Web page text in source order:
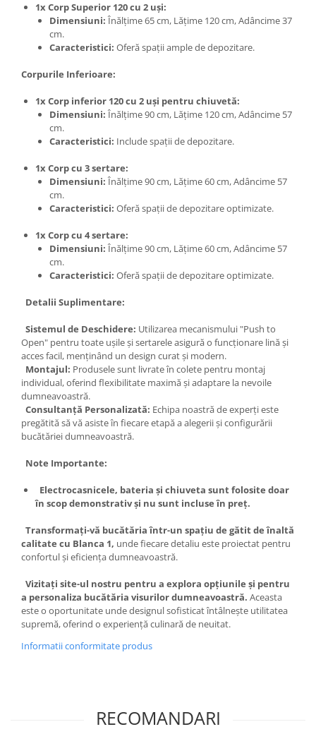
1x Corp Superior 120 cu 2 uși:
Dimensiuni: Înălțime 65 cm, Lățime 120 cm, Adâncime 37
cm.
Caracteristici: Oferă spații ample de depozitare.
Corpurile Inferioare:
1x Corp inferior 120 cu 2 uși pentru chiuvetă:
Dimensiuni: Înălțime 90 cm, Lățime 120 cm, Adâncime 57
cm.
Caracteristici: Include spații de depozitare.
1x Corp cu 3 sertare:
Dimensiuni: Înălțime 90 cm, Lățime 60 cm, Adâncime 57
cm.
Caracteristici: Oferă spații de depozitare optimizate.
1x Corp cu 4 sertare:
Dimensiuni: Înălțime 90 cm, Lățime 60 cm, Adâncime 57
cm.
Caracteristici: Oferă spații de depozitare optimizate.
Detalii Suplimentare:
Sistemul de Deschidere: Utilizarea mecanismului "Push to
Open" pentru toate ușile și sertarele asigură o funcționare lină și
acces facil, menținând un design curat și modern.
Montajul: Produsele sunt livrate în colete pentru montaj
individual, oferind flexibilitate maximă și adaptare la nevoile
dumneavoastră.
Consultanță Personalizată: Echipa noastră de experți este
pregătită să vă asiste în fiecare etapă a alegerii și configurării
bucătăriei dumneavoastră.
Note Importante:
Electrocasnicele, bateria și chiuveta sunt folosite doar
în scop demonstrativ și nu sunt incluse în preț.
Transformați-vă bucătăria într-un spațiu de gătit de înaltă
calitate cu Blanca 1, unde fiecare detaliu este proiectat pentru
confortul și eficiența dumneavoastră.
Vizitați site-ul nostru pentru a explora opțiunile și pentru
a personaliza bucătăria visurilor dumneavoastră. Aceasta
este o oportunitate unde designul sofisticat întâlnește utilitatea
supremă, oferind o experiență culinară de neuitat.
Informatii conformitate produs
RECOMANDARI